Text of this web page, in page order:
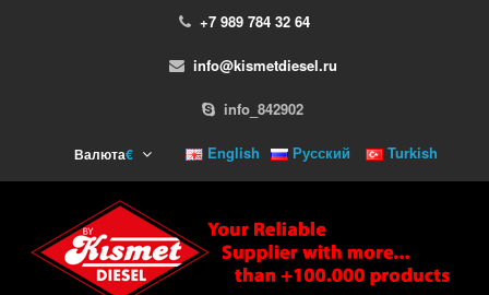
+7 989 784 32 64
info@kismetdiesel.ru
info_842902
€
Валюта English Русский Turkish